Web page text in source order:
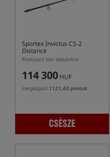
Sportex Invictus CS-2
Distance
Pontyozó bot dobáshoz
114 300 HUF
megkapod 1121,43 pontok
CSÉSZE